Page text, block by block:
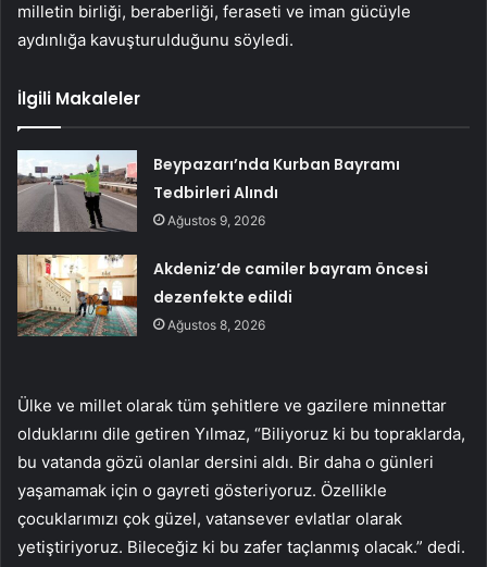
milletin birliği, beraberliği, feraseti ve iman gücüyle
aydınlığa kavuşturulduğunu söyledi.
İlgili Makaleler
Beypazarı’nda Kurban Bayramı
Tedbirleri Alındı
Ağustos 9, 2026
Akdeniz’de camiler bayram öncesi
dezenfekte edildi
Ağustos 8, 2026
Ülke ve millet olarak tüm şehitlere ve gazilere minnettar
olduklarını dile getiren Yılmaz, “Biliyoruz ki bu topraklarda,
bu vatanda gözü olanlar dersini aldı. Bir daha o günleri
yaşamamak için o gayreti gösteriyoruz. Özellikle
çocuklarımızı çok güzel, vatansever evlatlar olarak
yetiştiriyoruz. Bileceğiz ki bu zafer taçlanmış olacak.” dedi.